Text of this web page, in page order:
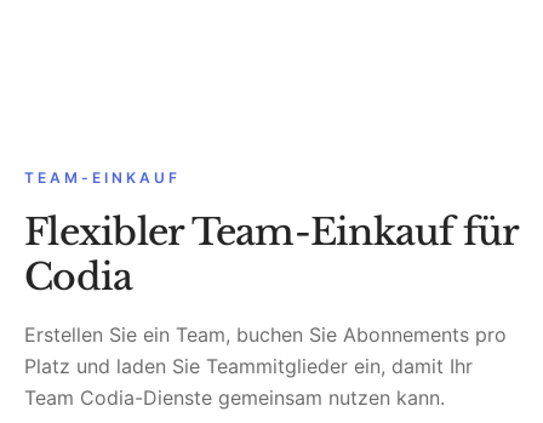
TEAM-EINKAUF
Flexibler Team-Einkauf für
Codia
Erstellen Sie ein Team, buchen Sie Abonnements pro
Platz und laden Sie Teammitglieder ein, damit Ihr
Team Codia-Dienste gemeinsam nutzen kann.